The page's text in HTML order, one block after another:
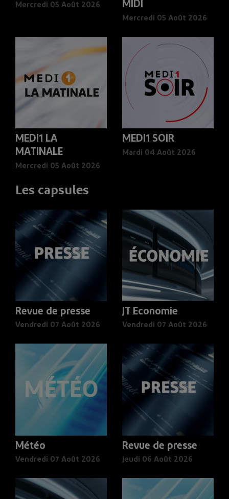
Mercredi 05 Août 2026 MIDI
Mercredi 05 Août 2026
MEDI1 LA
MATINALE
Mercredi 05 Août 2026
MEDI1 SOIR
Mardi 04 Août 2026
Les capsules
Revue de presse
Vendredi 07 Août 2026
JT Economie
Vendredi 07 Août 2026
Météo
Vendredi 07 Août 2026
Revue de presse
Jeudi 06 Août 2026